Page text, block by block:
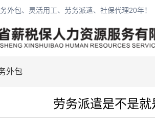
外包、灵活用工、劳务派遣、社保代理20年！
外包
劳务派遣是不是就